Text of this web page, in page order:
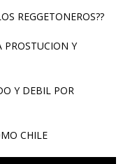
REGGETONEROS??
PROSTUCION Y
Y DEBIL POR
CHILE